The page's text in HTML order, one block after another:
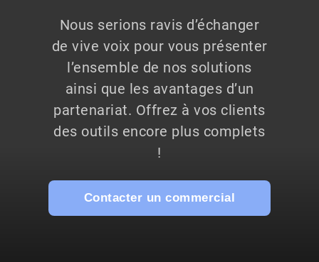
Nous serions ravis d’échanger
de vive voix pour vous présenter
l’ensemble de nos solutions
ainsi que les avantages d’un
partenariat. Offrez à vos clients
des outils encore plus complets
!
Contacter un commercial